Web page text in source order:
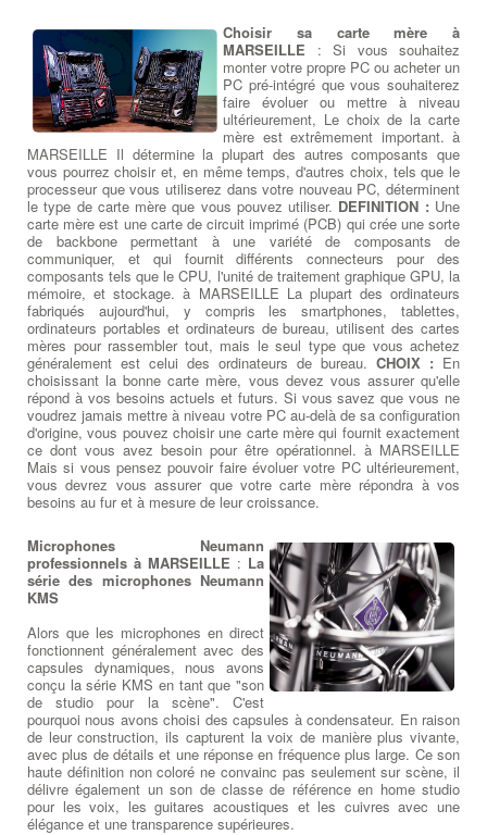
Choisir sa carte mère à
MARSEILLE : Si vous souhaitez
monter votre propre PC ou acheter un
PC pré-intégré que vous souhaiterez
faire évoluer ou mettre à niveau
ultérieurement, Le choix de la carte
mère est extrêmement important. à
MARSEILLE Il détermine la plupart des autres composants que
vous pourrez choisir et, en même temps, d'autres choix, tels que le
processeur que vous utiliserez dans votre nouveau PC, déterminent
le type de carte mère que vous pouvez utiliser. DEFINITION : Une
carte mère est une carte de circuit imprimé (PCB) qui crée une sorte
de backbone permettant à une variété de composants de
communiquer, et qui fournit différents connecteurs pour des
composants tels que le CPU, l'unité de traitement graphique GPU, la
mémoire, et stockage. à MARSEILLE La plupart des ordinateurs
fabriqués aujourd'hui, y compris les smartphones, tablettes,
ordinateurs portables et ordinateurs de bureau, utilisent des cartes
mères pour rassembler tout, mais le seul type que vous achetez
généralement est celui des ordinateurs de bureau. CHOIX : En
choisissant la bonne carte mère, vous devez vous assurer qu'elle
répond à vos besoins actuels et futurs. Si vous savez que vous ne
voudrez jamais mettre à niveau votre PC au-delà de sa configuration
d'origine, vous pouvez choisir une carte mère qui fournit exactement
ce dont vous avez besoin pour être opérationnel. à MARSEILLE
Mais si vous pensez pouvoir faire évoluer votre PC ultérieurement,
vous devrez vous assurer que votre carte mère répondra à vos
besoins au fur et à mesure de leur croissance.
Microphones Neumann
professionnels à MARSEILLE : La
série des microphones Neumann
KMS
Alors que les microphones en direct
fonctionnent généralement avec des
capsules dynamiques, nous avons
conçu la série KMS en tant que "son
de studio pour la scène". C'est
pourquoi nous avons choisi des capsules à condensateur. En raison
de leur construction, ils capturent la voix de manière plus vivante,
avec plus de détails et une réponse en fréquence plus large. Ce son
haute définition non coloré ne convainc pas seulement sur scène, il
délivre également un son de classe de référence en home studio
pour les voix, les guitares acoustiques et les cuivres avec une
élégance et une transparence supérieures.